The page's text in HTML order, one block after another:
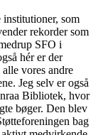
institutioner, som
rekorder som
SFO i
hér er der
vores andre
Jeg selv er også
Bibliotek, hvor
bøger. Den blev
bag